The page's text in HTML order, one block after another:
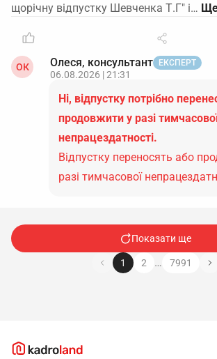
щорічну відпустку Шевченка Т.Г" і…
ОК Олеся, консультант ЕКСПЕРТ
06.08.2026 | 21:31
Ні, відпустку потрібно
продовжити у разі
непрацездатності.
Відпустку переносять або
разі тимчасової
Показати ще
1 2 … 7991